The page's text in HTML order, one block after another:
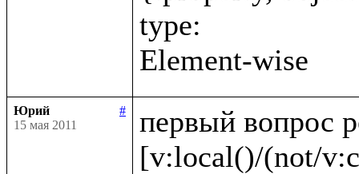
type:
Юрий
#
15 мая 2011
первый вопрос
[v:local()/(not/